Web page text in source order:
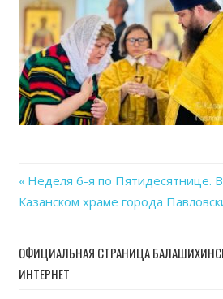
Навигация
записям
Previous
Post:
Неделя 6-я по Пятидесятнице.
Казанском храме города
ОФИЦИАЛЬНАЯ СТРАНИЦА
ИНТЕРНЕТ